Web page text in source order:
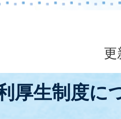
更
厚生制度に